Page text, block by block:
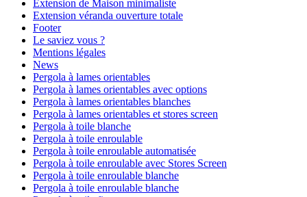
Extension de Maison minimaliste
Extension véranda ouverture totale
Footer
Le saviez vous ?
Mentions légales
News
Pergola à lames orientables
Pergola à lames orientables avec options
Pergola à lames orientables blanches
Pergola à lames orientables et stores screen
Pergola à toile blanche
Pergola à toile enroulable
Pergola à toile enroulable automatisée
Pergola à toile enroulable avec Stores Screen
Pergola à toile enroulable blanche
Pergola à toile enroulable blanche